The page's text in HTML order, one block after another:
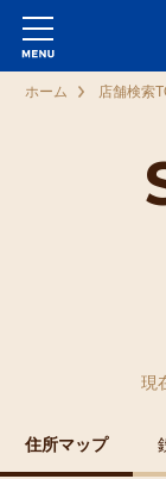
ホーム 店舗検索
現
住所マップ